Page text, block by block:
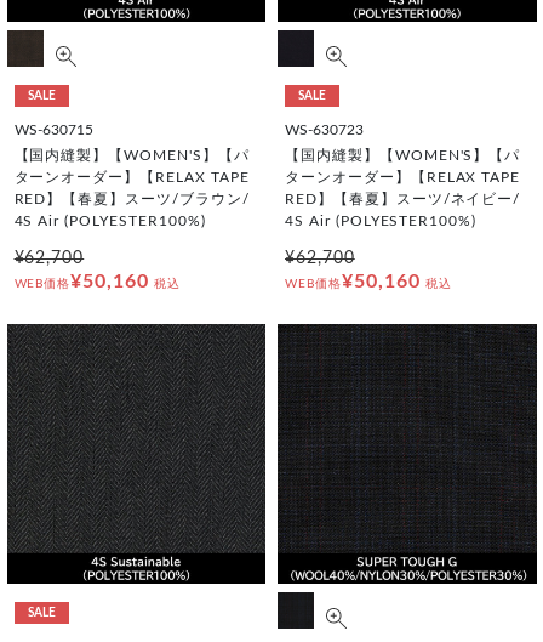
SALE
WS-630715
【国内縫製】【WOMEN'S】【パ
ターンオーダー】【RELAX TAPE
RED】【春夏】スーツ/ブラウン/
4S Air (POLYESTER100%)
¥62,700
WEB価格¥50,160 税込
SALE
WS-630723
【国内縫製】【WOMEN'S】【パ
ターンオーダー】【RELAX TAPE
RED】【春夏】スーツ/ネイビー/
4S Air (POLYESTER100%)
¥62,700
WEB価格¥50,160 税込
SALE